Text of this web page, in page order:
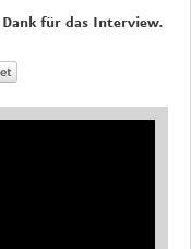
für das Interview.